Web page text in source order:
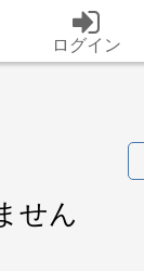
ログイン
せん